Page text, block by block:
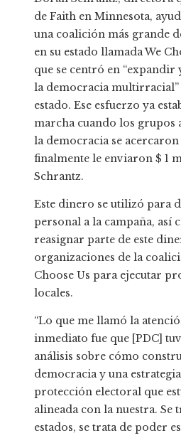
de Faith en Minnesota,
una coalición más grande
en su estado llamada We
que se centró en “expandir
la democracia multirracial”
estado. Ese esfuerzo ya
marcha cuando los grupos
la democracia se acercaron
finalmente le enviaron $ 1
Schrantz.
Este dinero se utilizó para
personal a la campaña, así
reasignar parte de este
organizaciones de la
Choose Us para ejecutar
locales.
“Lo que me llamó la
inmediato fue que [PDC]
análisis sobre cómo
democracia y una
protección electoral que
alineada con la nuestra. Se
estados, se trata de poder